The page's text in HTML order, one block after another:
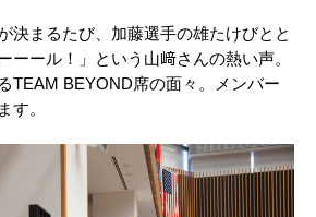
決まるたび、加藤選手の雄たけびとと
ーール！」という山﨑さんの熱い声。
TEAM BEYOND席の面々。メンバー
す。